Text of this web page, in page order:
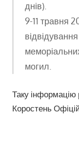
днів).
9-11 травня
могил.
Таку інформацію
Коростень